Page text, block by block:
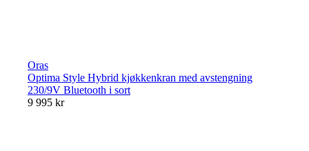
Oras
Optima Style Hybrid kjøkkenkran med avstengning
230/9V Bluetooth i sort
9 995 kr